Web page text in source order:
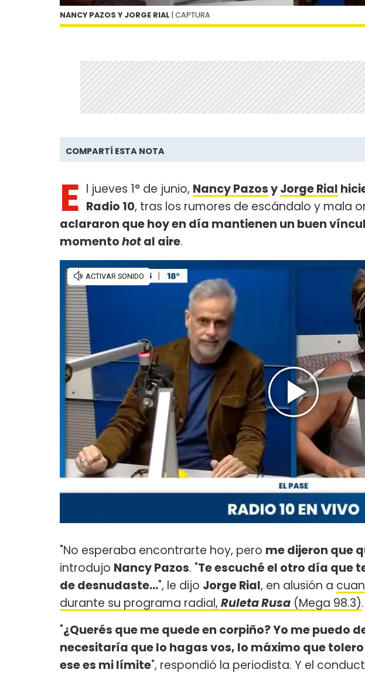
NANCY PAZOS Y JORGE RIAL | CAPTURA
COMPARTÍ ESTA NOTA
E l jueves 1° de junio, Nancy PazosyJorge Rial
Radio 10, tras los rumores de escándalo y mala
aclararon que hoy en día mantienen un buen
momentohotal aire.
"No esperaba encontrarte hoy, pero me dijeron que
introdujo Nancy Pazos. "Te escuché el otro día que
de desnudaste...", le dijo Jorge Rial, en alusión a
durante su programa radial, Ruleta Rusa (Mega 98.3).
"¿Querés que me quede en corpiño? Yo me puedo
necesitaría que lo hagas vos, lo máximo que
ese es mi límite", respondió la periodista. Y el